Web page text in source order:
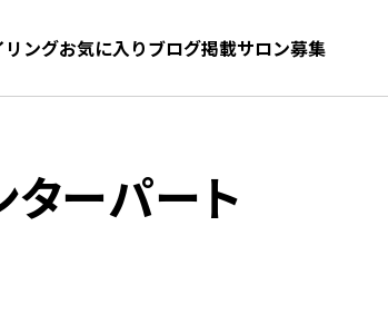
リングお気に入りブログ掲載サロン募集
お気に入り 髪型をさがす
ーパート